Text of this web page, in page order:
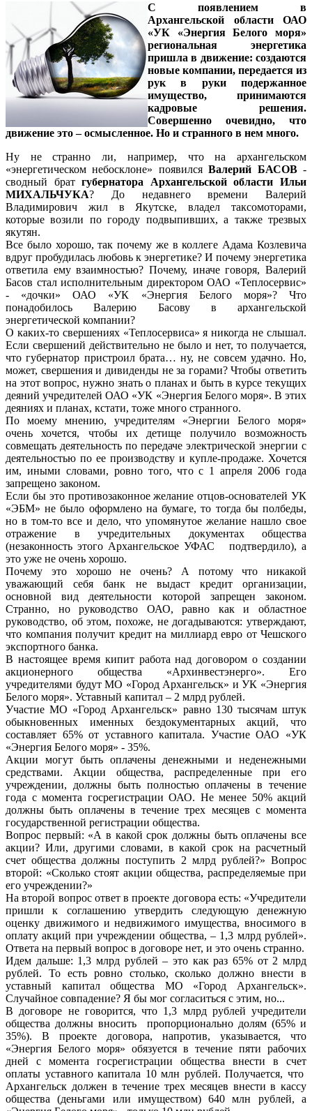
С появлением в
Архангельской области ОАО
«УК «Энергия Белого моря»
региональная энергетика
пришла в движение: создаются
новые компании, передается из
рук в руки подержанное
имущество, принимаются
кадровые решения.
Совершенно очевидно, что
движение это – осмысленное. Но и странного в нем много.
Ну не странно ли, например, что на архангельском
«энергетическом небосклоне» появилсяВалерий БАСОВ-
сводный братгубернатора Архангельской области Ильи
МИХАЛЬЧУКА? До недавнего времени Валерий
Владимирович жил в Якутске, владел таксомоторами,
которые возили по городу подвыпивших, а также трезвых
якутян.
Все было хорошо, так почему же в коллеге Адама Козлевича
вдруг пробудилась любовь к энергетике? И почему энергетика
ответила ему взаимностью? Почему, иначе говоря, Валерий
Басов стал исполнительным директором ОАО «Теплосервис»
- «дочки» ОАО «УК «Энергия Белого моря»? Что
понадобилось Валерию Басову в архангельской
энергетической компании?
О каких-то свершениях «Теплосервиса» я никогда не слышал.
Если свершений действительно не было и нет, то получается,
что губернатор пристроил брата… ну, не совсем удачно. Но,
может, свершения и дивиденды не за горами? Чтобы ответить
на этот вопрос, нужно знать о планах и быть в курсе текущих
деяний учредителей ОАО «УК «Энергия Белого моря». В этих
деяниях и планах, кстати, тоже много странного.
По моему мнению, учредителям «Энергии Белого моря»
очень хочется, чтобы их детище получило возможность
совмещать деятельность по передаче электрической энергии с
деятельностью по ее производству и купле-продаже. Хочется
им, иными словами, ровно того, что с 1 апреля 2006 года
запрещено законом.
Если бы это противозаконное желание отцов-основателей УК
«ЭБМ» не было оформлено на бумаге, то тогда бы полбеды,
но в том-то все и дело, что упомянутое желание нашло свое
отражение в учредительных документах общества
(незаконность этого Архангельское УФАС подтвердило), а
это уже не очень хорошо.
Почему это хорошо не очень? А потому что никакой
уважающий себя банк не выдаст кредит организации,
основной вид деятельности которой запрещен законом.
Странно, но руководство ОАО, равно как и областное
руководство, об этом, похоже, не догадываются: утверждают,
что компания получит кредит на миллиард евро от Чешского
экспортного банка.
В настоящее время кипит работа над договором о создании
акционерного общества «Архинвестэнерго». Его
учредителями будут МО «Город Архангельск» и УК «Энергия
Белого моря». Уставный капитал – 2 млрд рублей.
Участие МО «Город Архангельск» равно 130 тысячам штук
обыкновенных именных бездокументарных акций, что
составляет 65% от уставного капитала. Участие ОАО «УК
«Энергия Белого моря» - 35%.
Акции могут быть оплачены денежными и неденежными
средствами. Акции общества, распределенные при его
учреждении, должны быть полностью оплачены в течение
года с момента госрегистрации ОАО. Не менее 50% акций
должны быть оплачены в течение трех месяцев с момента
государственной регистрации общества.
Вопрос первый: «А в какой срок должны быть оплачены все
акции? Или, другими словами, в какой срок на расчетный
счет общества должны поступить 2 млрд рублей?» Вопрос
второй: «Сколько стоят акции общества, распределяемые при
его учреждении?»
На второй вопрос ответ в проекте договора есть: «Учредители
пришли к соглашению утвердить следующую денежную
оценку движимого и недвижимого имущества, вносимого в
оплату акций при учреждении общества, – 1,3 млрд рублей».
Ответа на первый вопрос в договоре нет, и это очень странно.
Идем дальше: 1,3 млрд рублей – это как раз 65% от 2 млрд
рублей. То есть ровно столько, сколько должно внести в
уставный капитал общества МО «Город Архангельск».
Случайное совпадение? Я бы мог согласиться с этим, но...
В договоре не говорится, что 1,3 млрд рублей учредители
общества должны вносить пропорционально долям (65% и
35%). В проекте договора, напротив, указывается, что
«Энергия Белого моря» обязуется в течение пяти рабочих
дней с момента госрегистрации общества внести в счет
оплаты уставного капитала 10 млн рублей. Получается, что
Архангельск должен в течение трех месяцев внести в кассу
общества (деньгами или имуществом) 640 млн рублей, а